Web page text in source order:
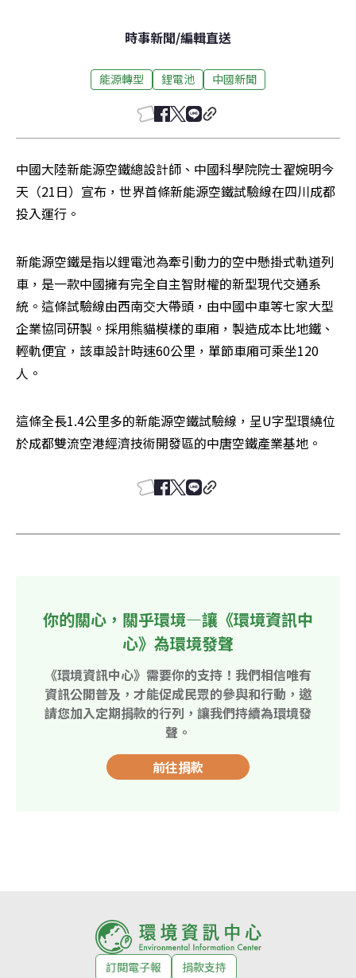
時事新聞/編輯直送
能源轉型 鋰電池 中國新聞
中國大陸新能源空鐵總設計師、中國科學院院士翟婉明今
天（21日）宣布，世界首條新能源空鐵試驗線在四川成都
投入運行。
新能源空鐵是指以鋰電池為牽引動力的空中懸掛式軌道列
車，是一款中國擁有完全自主智財權的新型現代交通系
統。這條試驗線由西南交大帶頭，由中國中車等七家大型
企業協同研製。採用熊貓模樣的車廂，製造成本比地鐵、
輕軌便宜，該車設計時速60公里，單節車廂可乘坐120
人。
這條全長1.4公里多的新能源空鐵試驗線，呈U字型環繞位
於成都雙流空港經濟技術開發區的中唐空鐵產業基地。
你的關心，關乎環境—讓《環境資訊中
心》為環境發聲
《環境資訊中心》需要你的支持！我們相信唯有
資訊公開普及，才能促成民眾的參與和行動，邀
請您加入定期捐款的行列，讓我們持續為環境發
聲。
前往捐款
訂閱電子報 捐款支持